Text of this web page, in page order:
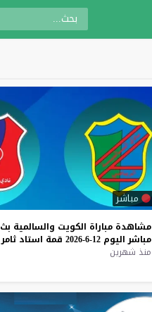
مباشر
مشاهدة مباراة الكويت والسالمية بث
مباشر اليوم 12-6-2026 قمة استاد ثامر
منذ شهرين